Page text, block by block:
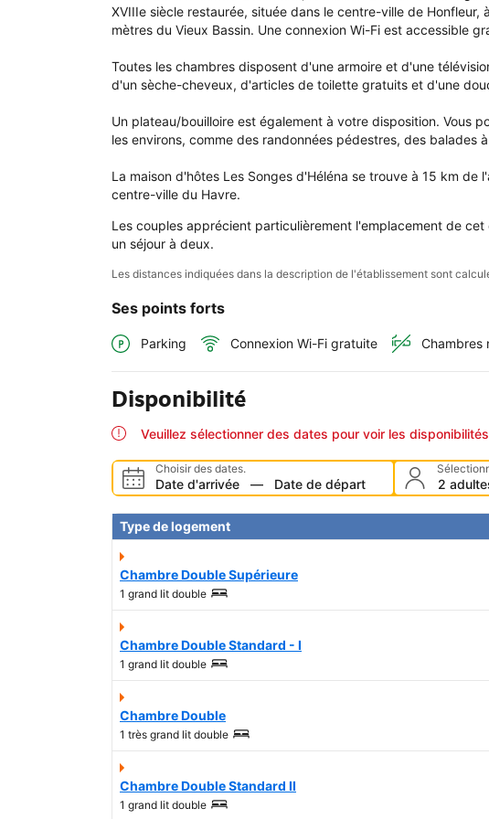
Songes
d'Héléna.
XVIIIe siècle restaurée, située dans le centre-ville de
mètres du Vieux Bassin. Une connexion Wi-Fi est accessible
Toutes les chambres disposent d'une armoire et d'une
d'un sèche-cheveux, d'articles de toilette gratuits et d'une
Un plateau/bouilloire est également à votre disposition. Vous
les environs, comme des randonnées pédestres, des balades
La maison d'hôtes Les Songes d'Héléna se trouve à 15 km
centre-ville du Havre.
Les couples apprécient particulièrement l'emplacement de
un séjour à deux.
Les distances indiquées dans la description de l'établissement sont
Ses points forts
Parking Connexion Wi-Fi gratuite Chambres
Disponibilité
Veuillez sélectionner des dates pour voir les
Choisir des dates.
Date d'arrivée — Date de départ 2
Type de logement
Chambre Double Supérieure
1 grand lit double
Chambre Double Standard - I
1 grand lit double
Chambre Double
1 très grand lit double
Chambre Double Standard II
1 grand lit double